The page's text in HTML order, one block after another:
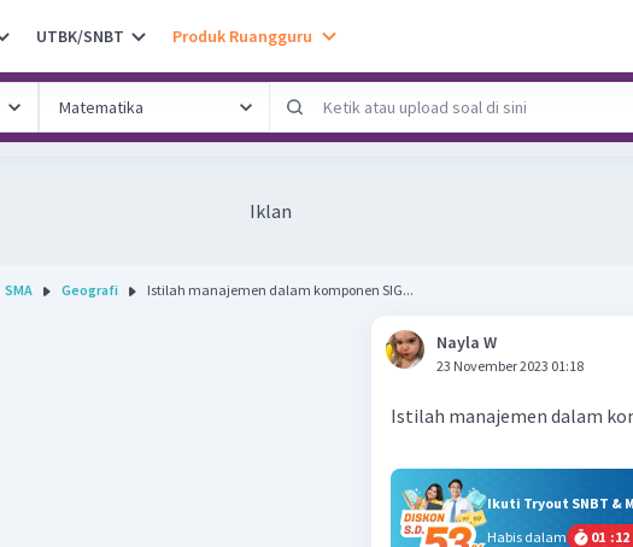
UTBK/SNBT Produk Ruangguru
Iklan
SMA Geografi Istilah manajemen dalam komponen SIG...
Nayla W
23 November 2023 01:18
Istilah manajemen dalam
Ikuti Tryout SNBT &
Habis dalam
01 :12